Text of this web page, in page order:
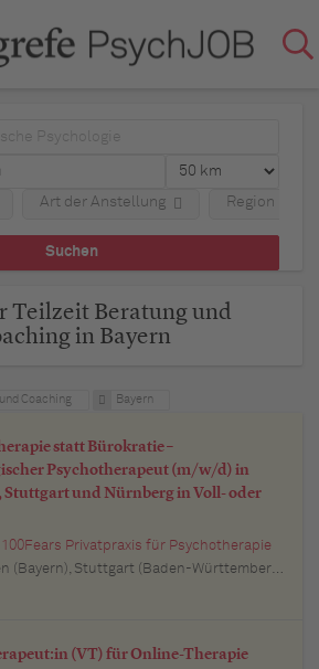
Art der Anstellung Region
Teilzeit Beratung und
in Bayern
Coaching Bayern
statt Bürokratie –
Psychotherapeut (m/w/d) in
und Nürnberg in Voll- oder
100Fears Privatpraxis für Psychotherapie
Württemberg), Sindelfingen (Baden-Württemberg), Böblingen (Baden-Württemberg), Waiblingen (Baden-Württemberg), Heilbronn (Baden-Württemberg), Reutlingen (Baden-Württemberg), Tübingen (Baden-Württemberg), Aalen (Baden-Württemberg), Schwäbisch Gmünd (Baden-Württemberg), Karlsruhe (Baden-Württemberg), Mannheim (Baden-Württemberg), Ulm (Baden-Württemberg), Pforzheim (Baden-Württemberg), Offenburg (Baden-Württemberg), Göppingen (Baden-Württemberg), Baden-Baden (Baden-Württemberg), Heidenheim an der Brenz (Baden-Württemberg), Ingolstadt (Bayern), Erlangen (Bayern), Regensburg (Bayern), Bamberg (Bayern), Bayreuth (Bayern)
(VT) für Online-Therapie